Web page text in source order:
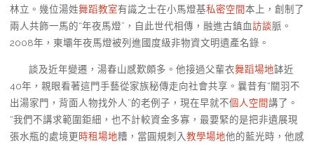
林立。幾位湯姓舞蹈教室有識之士在小馬燈基私密空間本上，創制了
兩人共飾一馬的“年夜馬燈”，自此世代相傳，融進古鎮血訪談脈。
2008年，東壩年夜馬燈被列進國度級非物資文明遺產名錄。
談及近年變遷，湯春山感歎頗多。他接過父輩衣舞蹈場地缽近
40年，親眼看著這門手藝從家族秘傳走向社會共享。曩昔有“關羽不
出湯家門，背面人物找外人”的老例子，現在早就不個人空間講了。
“我們不講求範圍鉅細，也不計較資金多寡，最要緊的是把非遺展現
張水瓶的處境更時租場地糟，當圓規刺入教學場地他的藍光時，他感